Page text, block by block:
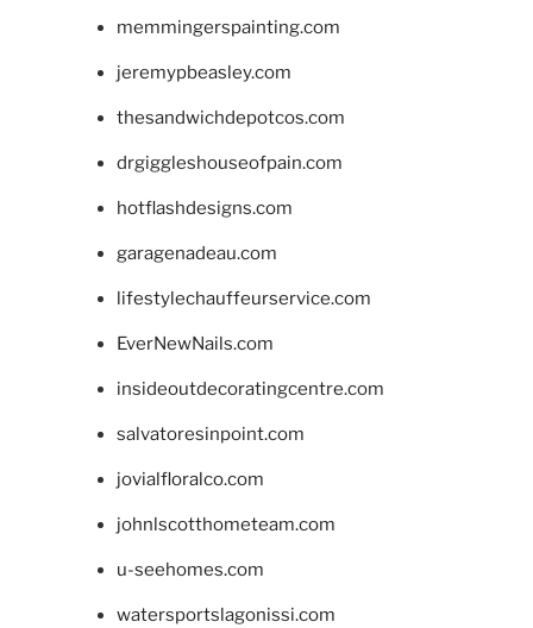
memmingerspainting.com
jeremypbeasley.com
thesandwichdepotcos.com
drgiggleshouseofpain.com
hotflashdesigns.com
garagenadeau.com
lifestylechauffeurservice.com
EverNewNails.com
insideoutdecoratingcentre.com
salvatoresinpoint.com
jovialfloralco.com
johnlscotthometeam.com
u-seehomes.com
watersportslagonissi.com